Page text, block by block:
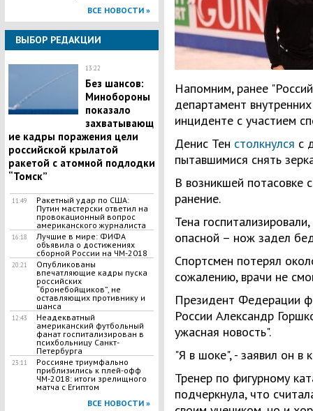
ВСЕ НОВОСТИ »
ВЫБОР РЕДАКЦИИ
13:22
Без шансов:
Минобороны
показало
захватывающ
ие кадры поражения цели
российской крылатой
ракетой с атомной подлодки
“Томск”
11:49
Ракетный удар по США:
Путин мастерски ответил на
провокационный вопрос
американского журналиста
16:18
Лучшие в мире: ФИФА
объявила о достижениях
сборной России на ЧМ-2018
20:21
Опубликованы
впечатляющие кадры пуска
российских
“бронебойщиков”, не
оставляющих противнику и
шанса
12:43
Неадекватный
американский футбольный
фанат госпитализирован в
психбольницу Санкт-
Петербурга
23:11
Россияне триумфально
приблизились к плей-офф
ЧМ-2018: итоги зрелищного
матча с Египтом
ВСЕ НОВОСТИ »
Напомним, ранее
департамент
инциденте с участием
Денис Тен столкнулся с
пытавшимися снять
В возникшей потасовке
ранение.
Тена
опасной – нож задел
Спортсмен потерял
сожалению, врачи не
Президент Федерации
России Александр
ужасная новость".
"Я в шоке", - заявил он в
Тренер по фигурному
подчеркнула, что